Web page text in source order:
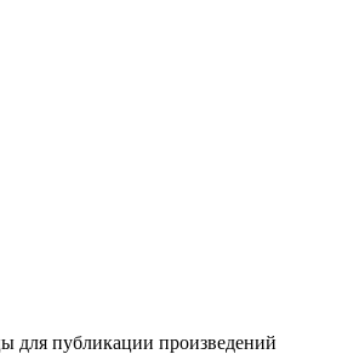
для публикации произведений